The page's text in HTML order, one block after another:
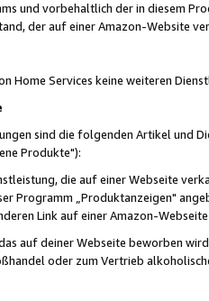
und vorbehaltlich der in diesem
der auf einer Amazon-Website
Home Services keine weiteren
sind die folgenden Artikel und
Produkte"):
die auf einer Webseite
Programm „Produktanzeigen"
Link auf einer Amazon-
auf deiner Webseite beworben
oder zum Vertrieb